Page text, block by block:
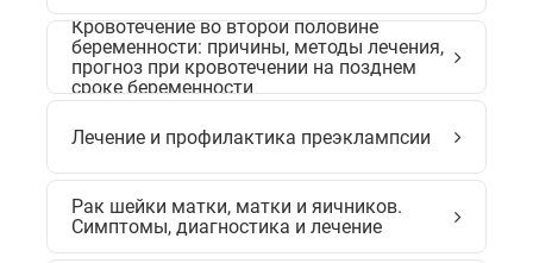
Кровотечение во второй половине
беременности: причины, методы лечения,
прогноз при кровотечении на позднем
сроке беременности
Лечение и профилактика преэклампсии
Рак шейки матки, матки и яичников.
Симптомы, диагностика и лечение